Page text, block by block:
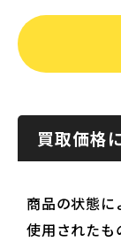
買取価格
商品の状態に
使用されたも